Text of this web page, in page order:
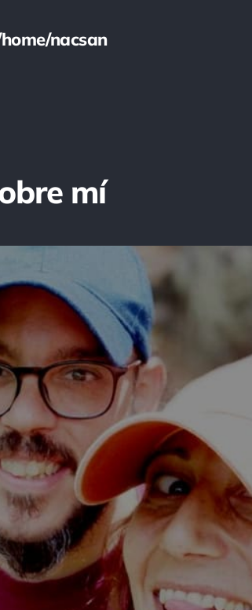
nacsan
mí